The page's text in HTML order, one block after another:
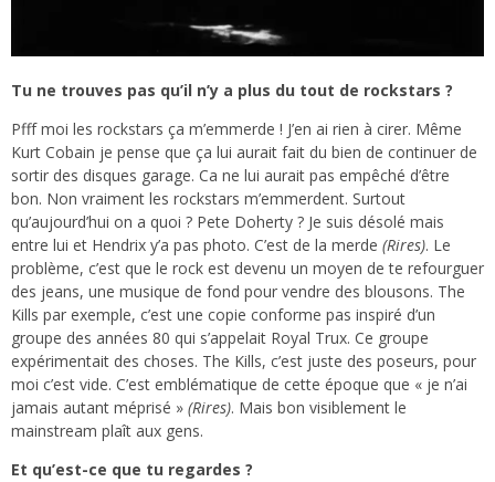
Tu ne trouves pas qu’il n’y a plus du tout de rockstars ?
Pfff moi les rockstars ça m’emmerde ! J’en ai rien à cirer. Même
Kurt Cobain je pense que ça lui aurait fait du bien de continuer de
sortir des disques garage. Ca ne lui aurait pas empêché d’être
bon. Non vraiment les rockstars m’emmerdent. Surtout
qu’aujourd’hui on a quoi ? Pete Doherty ? Je suis désolé mais
entre lui et Hendrix y’a pas photo. C’est de la merde (Rires). Le
problème, c’est que le rock est devenu un moyen de te refourguer
des jeans, une musique de fond pour vendre des blousons. The
Kills par exemple, c’est une copie conforme pas inspiré d’un
groupe des années 80 qui s’appelait Royal Trux. Ce groupe
expérimentait des choses. The Kills, c’est juste des poseurs, pour
moi c’est vide. C’est emblématique de cette époque que « je n’ai
jamais autant méprisé » (Rires). Mais bon visiblement le
mainstream plaît aux gens.
Et qu’est-ce que tu regardes ?